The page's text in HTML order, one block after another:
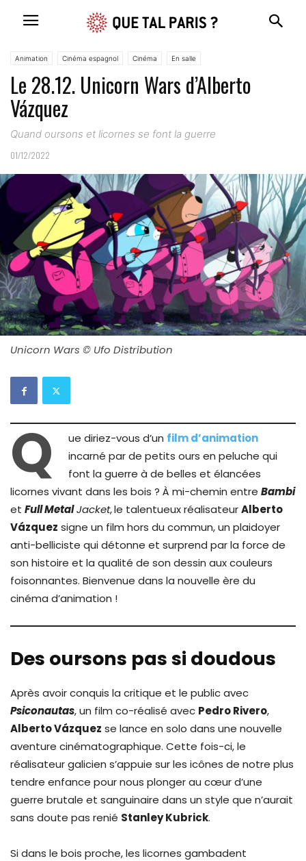
Animation Cinéma espagnol Cinéma En salle
Le 28.12. Unicorn Wars d’Alberto
Vázquez
Quand oursons et licornes se font la guerre
01/12/2022
Unicorn Wars © Ufo Distribution
Q ue diriez-vous d’un film d’animation
incarné par de petits ours en peluche qui
font la guerre à de belles et élancées
licornes vivant dans les bois ? À mi-chemin entre Bambi
et Full MetalJacket,le talentueux réalisateurAlberto
Vázquez signe un film hors du commun, un plaidoyer
anti-belliciste qui détonne et surprend par la force de
son histoire et la qualité de son dessin aux couleurs
foisonnantes. Bienvenue dans la nouvelle ère du
cinéma d’animation !
Des oursons pas si doudous
Après avoir conquis la critique et le public avec
Psiconautas, un film co-réalisé avec Pedro Rivero,
Alberto Vázquez se lance en solo dans une nouvelle
aventure cinématographique. Cette fois-ci, le
réalisateur galicien s’appuie sur les icônes de notre plus
tendre enfance pour nous plonger au cœur d’une
guerre brutale et sanguinaire dans un style que n’aurait
sans doute pas renié Stanley Kubrick.
Si dans le bois proche, les licornes gambadent